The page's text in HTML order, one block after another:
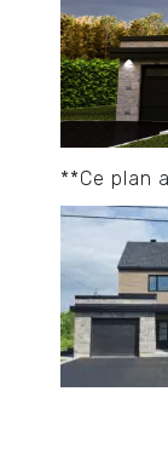
**Ce plan